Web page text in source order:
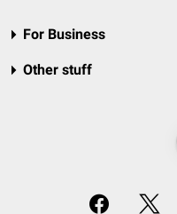
For Business
Other stuff